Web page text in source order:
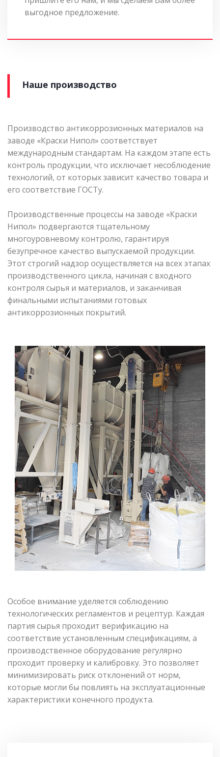
выгодное предложение.
Наше производство
Производство антикоррозионных материалов на
заводе «Краски Нипол» соответствует
международным стандартам. На каждом этапе есть
контроль продукции, что исключает несоблюдение
технологий, от которых зависит качество товара и
его соответствие ГОСТу.
Производственные процессы на заводе «Краски
Нипол» подвергаются тщательному
многоуровневому контролю, гарантируя
безупречное качество выпускаемой продукции.
Этот строгий надзор осуществляется на всех этапах
производственного цикла, начиная с входного
контроля сырья и материалов, и заканчивая
финальными испытаниями готовых
антикоррозионных покрытий.
Особое внимание уделяется соблюдению
технологических регламентов и рецептур. Каждая
партия сырья проходит верификацию на
соответствие установленным спецификациям, а
производственное оборудование регулярно
проходит проверку и калибровку. Это позволяет
минимизировать риск отклонений от норм,
которые могли бы повлиять на эксплуатационные
характеристики конечного продукта.